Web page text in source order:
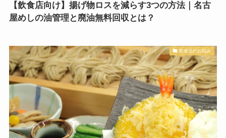
【飲食店向け】揚げ物ロスを減らす3つの方法｜名古
屋めしの油管理と廃油無料回収とは？
飲食店のお悩み